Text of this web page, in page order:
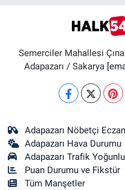
Semerciler Mahallesi
Adapazarı / Sakarya
Adapazarı Nöbetçi
Adapazarı Hava Durumu
Adapazarı Trafik
Puan Durumu ve Fikstür
Tüm Manşetler